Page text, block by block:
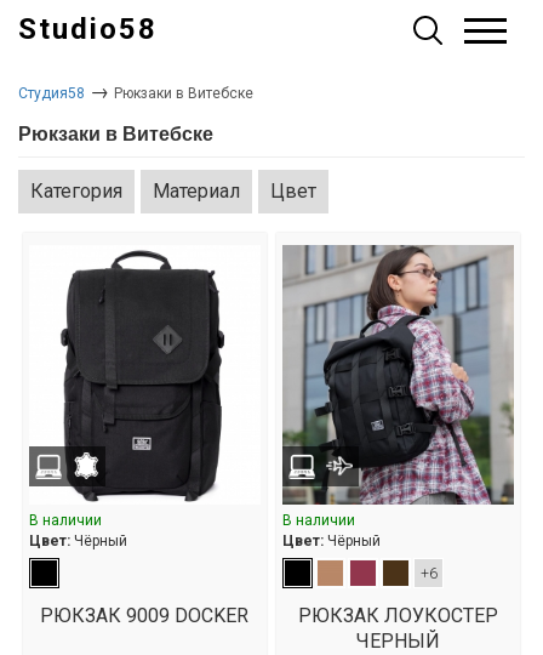
Studio58
Студия58 → Рюкзаки в Витебске
Рюкзаки в Витебске
В наличии
Цвет:Чёрный
РЮКЗАК 9009 DOCKER
В наличии
Цвет:Чёрный
+6
РЮКЗАК ЛОУКОСТЕР
ЧЕРНЫЙ